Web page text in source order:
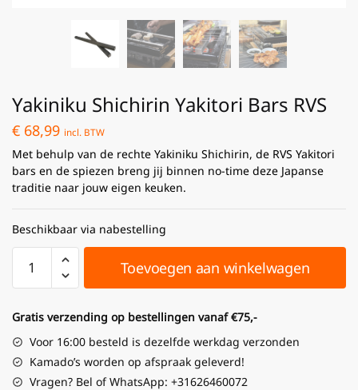
Yakiniku Shichirin Yakitori Bars RVS
€ 68,99 incl. BTW
Met behulp van de rechte Yakiniku Shichirin, de RVS Yakitori
bars en de spiezen breng jij binnen no-time deze Japanse
traditie naar jouw eigen keuken.
Beschikbaar via nabestelling
Toevoegen aan winkelwagen
Gratis verzending op bestellingen vanaf €75,-
Voor 16:00 besteld is dezelfde werkdag verzonden
Kamado’s worden op afspraak geleverd!
Vragen? Bel of WhatsApp: +31626460072